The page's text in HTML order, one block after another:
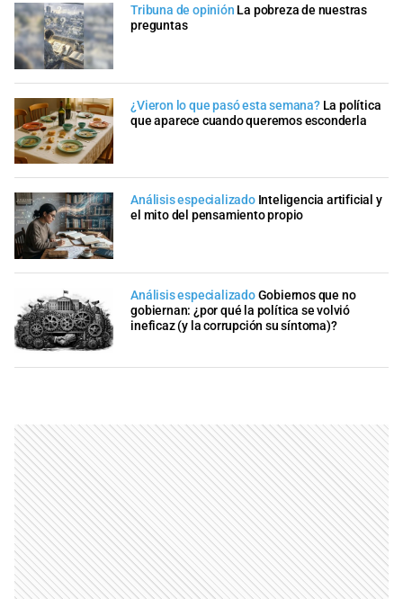
Tribuna de opinión La pobreza de nuestras
preguntas
¿Vieron lo que pasó esta semana? La política
que aparece cuando queremos esconderla
Análisis especializado Inteligencia artificial y
el mito del pensamiento propio
Análisis especializadoGobiernos que no
gobiernan: ¿por qué la política se volvió
ineficaz (y la corrupción su síntoma)?